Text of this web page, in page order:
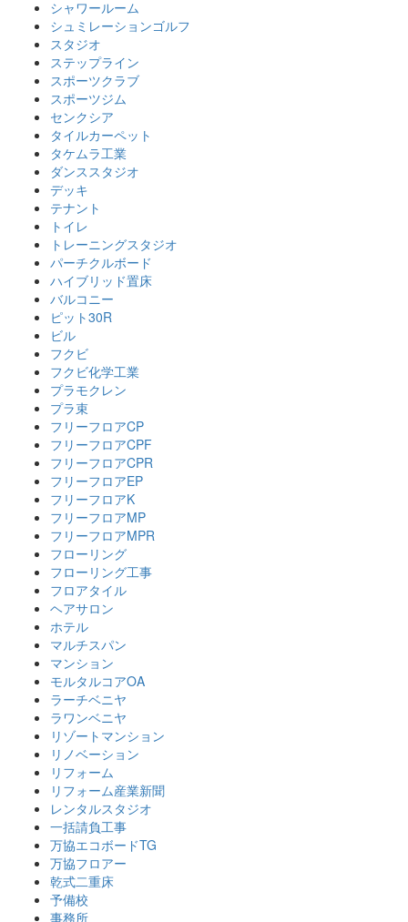
シャワールーム
シュミレーションゴルフ
スタジオ
ステップライン
スポーツクラブ
スポーツジム
センクシア
タイルカーペット
タケムラ工業
ダンススタジオ
デッキ
テナント
トイレ
トレーニングスタジオ
パーチクルボード
ハイブリッド置床
バルコニー
ピット30R
ビル
フクビ
フクビ化学工業
プラモクレン
プラ束
フリーフロアCP
フリーフロアCPF
フリーフロアCPR
フリーフロアEP
フリーフロアK
フリーフロアMP
フリーフロアMPR
フローリング
フローリング工事
フロアタイル
ヘアサロン
ホテル
マルチスパン
マンション
モルタルコアOA
ラーチベニヤ
ラワンベニヤ
リゾートマンション
リノベーション
リフォーム
リフォーム産業新聞
レンタルスタジオ
一括請負工事
万協エコボードTG
万協フロアー
乾式二重床
予備校
事務所